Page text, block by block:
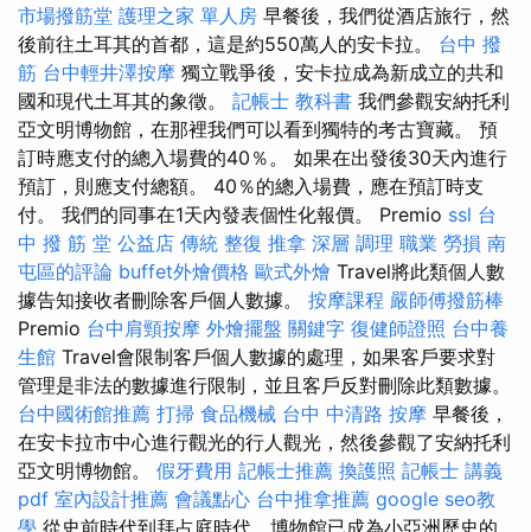
市場撥筋堂 護理之家 單人房 早餐後，我們從酒店旅行，然
後前往土耳其的首都，這是約550萬人的安卡拉。 台中 撥
筋 台中輕井澤按摩 獨立戰爭後，安卡拉成為新成立的共和
國和現代土耳其的象徵。 記帳士 教科書 我們參觀安納托利
亞文明博物館，在那裡我們可以看到獨特的考古寶藏。 預
訂時應支付的總入場費的40％。 如果在出發後30天內進行
預訂，則應支付總額。 40％的總入場費，應在預訂時支
付。 我們的同事在1天內發表個性化報價。 Premio ssl 台
中 撥 筋 堂 公益店 傳統 整復 推拿 深層 調理 職業 勞損 南
屯區的評論 buffet外燴價格 歐式外燴 Travel將此類個人數
據告知接收者刪除客戶個人數據。 按摩課程 嚴師傅撥筋棒
Premio 台中肩頸按摩 外燴擺盤 關鍵字 復健師證照 台中養
生館 Travel會限制客戶個人數據的處理，如果客戶要求對
管理是非法的數據進行限制，並且客戶反對刪除此類數據。
台中國術館推薦 打掃 食品機械 台中 中清路 按摩 早餐後，
在安卡拉市中心進行觀光的行人觀光，然後參觀了安納托利
亞文明博物館。 假牙費用 記帳士推薦 換護照 記帳士 講義
pdf 室內設計推薦 會議點心 台中推拿推薦 google seo教
學 從史前時代到拜占庭時代，博物館已成為小亞洲歷史的